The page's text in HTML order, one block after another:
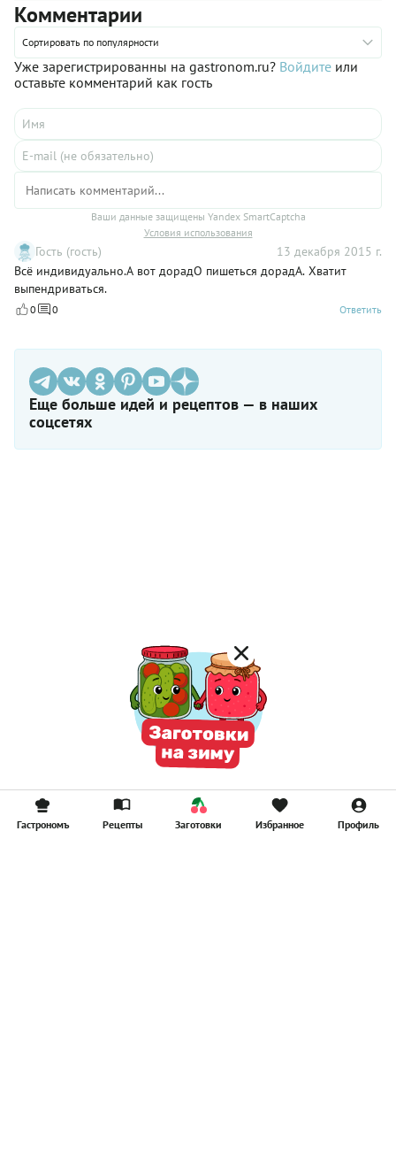
Комментарии
Сортировать по популярности
Уже зарегистрированны на gastronom.ru? Войдите или
оставьте комментарий как гость
Ваши данные защищены Yandex SmartCaptcha
Условия использования
Гость (гость)
13 декабря 2015 г.
Всё индивидуально.А вот дорадО пишеться дорадА. Хватит
выпендриваться.
0 0 Ответить
Еще больше идей и рецептов — в наших
соцсетях
Гастрономъ Рецепты Заготовки Избранное Профиль